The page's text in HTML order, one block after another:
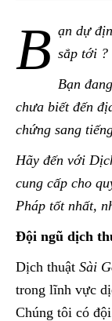
B ạn dự
sắp tới ?
Bạn
chưa biết đến
chứng sang
Hãy đến với
cung cấp cho
Pháp tốt nhất,
Đội ngũ dịch
Dịch thuật Sài
trong lĩnh vực
Chúng tôi có